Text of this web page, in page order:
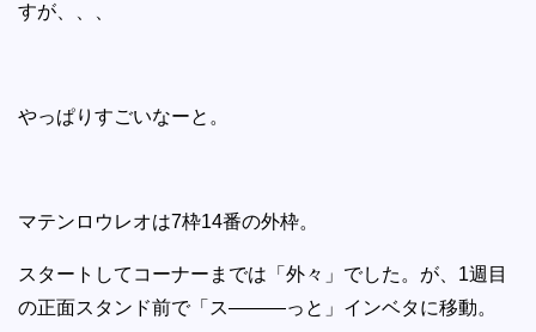
すが、、、
やっぱりすごいなーと。
マテンロウレオは7枠14番の外枠。
スタートしてコーナーまでは「外々」でした。が、1週目
の正面スタンド前で「ス―――っと」インベタに移動。